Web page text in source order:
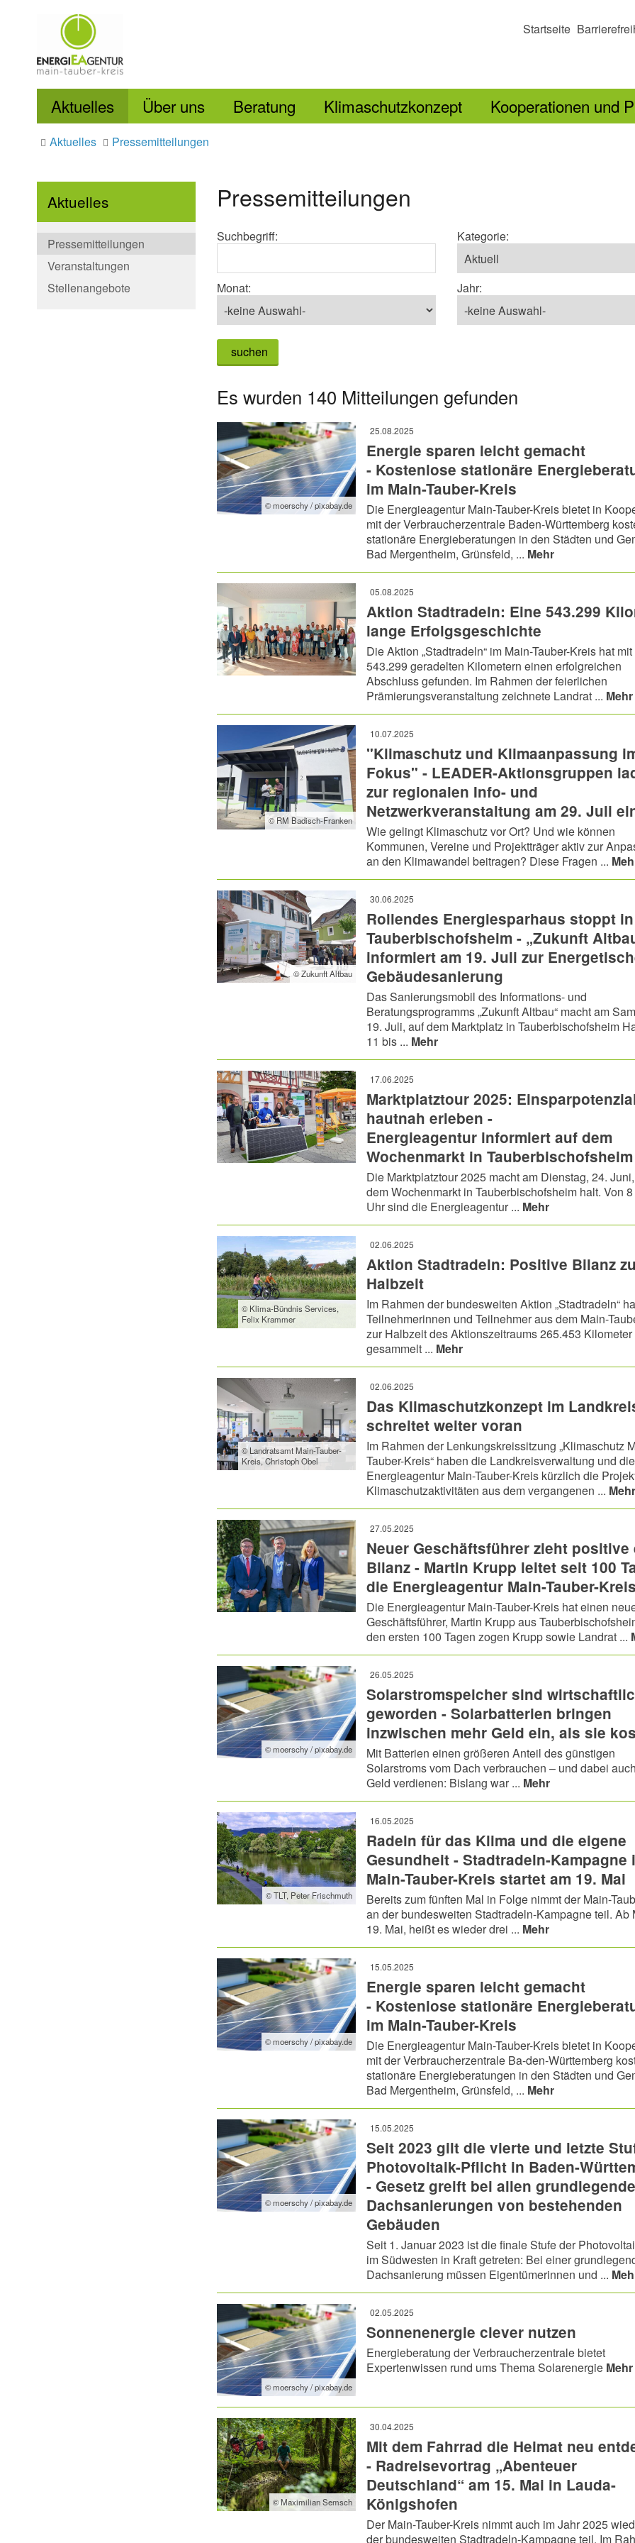
Startseite
Aktuelles Über uns Beratung Klimaschutzkonzept Kooperationen und
Aktuelles Pressemitteilungen
Aktuelles
Pressemitteilungen
Veranstaltungen
Stellenangebote
Pressemitteilungen
Suchbegriff: Kategorie:
Monat: Jahr:
suchen
Es wurden 140 Mitteilungen gefunden
© moerschy / pixabay.de
25.08.2025
Energie sparen leicht gemacht
- Kostenlose stationäre
im Main-Tauber-Kreis
Die Energieagentur Main-Tauber-Kreis bietet in
mit der Verbraucherzentrale Baden-Württemberg
stationäre Energieberatungen in den Städten und
Bad Mergentheim, Grünsfeld, ... Mehr
05.08.2025
Aktion Stadtradeln: Eine 543.299
lange Erfolgsgeschichte
Die Aktion „Stadtradeln“ im Main-Tauber-Kreis hat mit
543.299 geradelten Kilometern einen erfolgreichen
Abschluss gefunden. Im Rahmen der feierlichen
Prämierungsveranstaltung zeichnete Landrat ... Mehr
© RM Badisch-Franken
10.07.2025
"Klimaschutz und Klimaanpassung
Fokus" - LEADER-Aktionsgruppen
zur regionalen Info- und
Netzwerkveranstaltung am 29. Juli
Wie gelingt Klimaschutz vor Ort? Und wie können
Kommunen, Vereine und Projektträger aktiv zur
an den Klimawandel beitragen? Diese Fragen ...
© Zukunft Altbau
30.06.2025
Rollendes Energiesparhaus stoppt in
Tauberbischofsheim - „Zukunft
informiert am 19. Juli zur
Gebäudesanierung
Das Sanierungsmobil des Informations- und
Beratungsprogramms „Zukunft Altbau“ macht am
19. Juli, auf dem Marktplatz in Tauberbischofsheim
11 bis ... Mehr
17.06.2025
Marktplatztour 2025:
hautnah erleben -
Energieagentur informiert auf dem
Wochenmarkt in Tauberbischofsheim
Die Marktplatztour 2025 macht am Dienstag, 24.
dem Wochenmarkt in Tauberbischofsheim halt. Von
Uhr sind die Energieagentur ... Mehr
© Klima-Bündnis Services,
Felix Krammer
02.06.2025
Aktion Stadtradeln: Positive Bilanz
Halbzeit
Im Rahmen der bundesweiten Aktion „Stadtradeln“
Teilnehmerinnen und Teilnehmer aus dem Main-
zur Halbzeit des Aktionszeitraums 265.453 Kilometer
gesammelt ... Mehr
© Landratsamt Main-Tauber-
Kreis, Christoph Obel
02.06.2025
Das Klimaschutzkonzept im
schreitet weiter voran
Im Rahmen der Lenkungskreissitzung „Klimaschutz
Tauber-Kreis“ haben die Landkreisverwaltung und die
Energieagentur Main-Tauber-Kreis kürzlich die
Klimaschutzaktivitäten aus dem vergangenen ... Mehr
27.05.2025
Neuer Geschäftsführer zieht positive
Bilanz - Martin Krupp leitet seit 100
die Energieagentur Main-Tauber-Kreis
Die Energieagentur Main-Tauber-Kreis hat einen
Geschäftsführer, Martin Krupp aus
den ersten 100 Tagen zogen Krupp sowie Landrat ...
© moerschy / pixabay.de
26.05.2025
Solarstromspeicher sind
geworden - Solarbatterien bringen
inzwischen mehr Geld ein, als sie
Mit Batterien einen größeren Anteil des günstigen
Solarstroms vom Dach verbrauchen – und dabei
Geld verdienen: Bislang war ... Mehr
© TLT, Peter Frischmuth
16.05.2025
Radeln für das Klima und die eigene
Gesundheit - Stadtradeln-Kampagne
Main-Tauber-Kreis startet am 19. Mai
Bereits zum fünften Mal in Folge nimmt der Main-
an der bundesweiten Stadtradeln-Kampagne teil. Ab
19. Mai, heißt es wieder drei ... Mehr
© moerschy / pixabay.de
15.05.2025
Energie sparen leicht gemacht
- Kostenlose stationäre
im Main-Tauber-Kreis
Die Energieagentur Main-Tauber-Kreis bietet in
mit der Verbraucherzentrale Ba-den-Württemberg
stationäre Energieberatungen in den Städten und
Bad Mergentheim, Grünsfeld, ... Mehr
© moerschy / pixabay.de
15.05.2025
Seit 2023 gilt die vierte und letzte
Photovoltaik-Pflicht in Baden-
- Gesetz greift bei allen
Dachsanierungen von bestehenden
Gebäuden
Seit 1. Januar 2023 ist die finale Stufe der
im Südwesten in Kraft getreten: Bei einer
Dachsanierung müssen Eigentümerinnen und ...
© moerschy / pixabay.de
02.05.2025
Sonnenenergie clever nutzen
Energieberatung der Verbraucherzentrale bietet
Expertenwissen rund ums Thema Solarenergie Mehr
© Maximilian Semsch
30.04.2025
Mit dem Fahrrad die Heimat neu
- Radreisevortrag „Abenteuer
Deutschland“ am 15. Mai in Lauda-
Königshofen
Der Main-Tauber-Kreis nimmt auch im Jahr 2025
der bundesweiten Stadtradeln-Kampagne teil. Im